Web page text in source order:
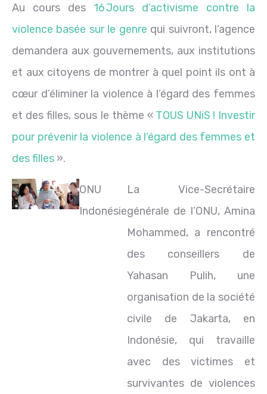
Au cours des 16 Jours d’activisme contre la
violence basée sur le genre qui suivront, l’agence
demandera aux gouvernements, aux institutions
et aux citoyens de montrer à quel point ils ont à
cœur d’éliminer la violence à l’égard des femmes
et des filles, sous le thème « TOUS UNiS ! Investir
pour prévenir la violence à l’égard des femmes et
des filles ».
ONU
Indonésie
La Vice-Secrétaire
générale de l’ONU, Amina
Mohammed, a rencontré
des conseillers de
Yahasan Pulih, une
organisation de la société
civile de Jakarta, en
Indonésie, qui travaille
avec des victimes et
survivantes de violences